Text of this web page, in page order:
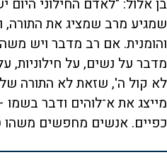
בן אלול: "לאדם החילוני
שמגיע מרב שמציג את התורה,
והומנית. אם רב מדבר ויש
מדבר על נשים, על חילוניות,
לא קול ה', שזאת לא התורה
מייצג את א־לוהים ודבר בשמו
כפיים. אנשים מחפשים משהו